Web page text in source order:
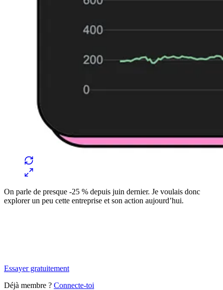
On parle de presque -25 % depuis juin dernier. Je voulais donc
explorer un peu cette entreprise et son action aujourd’hui.
Essayer gratuitement
Déjà membre ? Connecte-toi